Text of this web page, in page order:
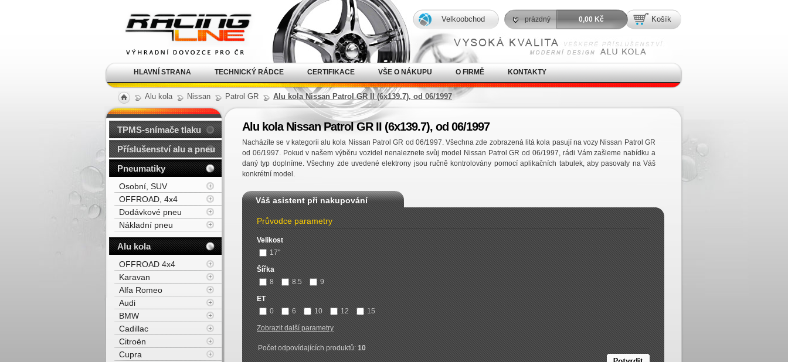
Alu kola Nissan Patrol GR Alu kola Nissan Patrol GR II (6x139.7), od 06/1997
Alu kola Nissan Patrol GR II (6x139.7), od 06/1997
Nacházíte se v kategorii alu kola Nissan Patrol GR od 06/1997. Všechna zde zobrazená litá kola pasují na vozy Nissan Patrol GR
od 06/1997. Pokud v našem výběru vozidel nenaleznete svůj model Nissan Patrol GR od 06/1997, rádi Vám zašleme nabídku a
daný typ doplníme. Všechny zde uvedené elektrony jsou ručně kontrolovány pomocí aplikačních tabulek, aby pasovaly na Váš
konkrétní model.
Váš asistent při nakupování
Průvodce parametry
Velikost
17"
Šířka
8
8.5 9
ET
0
6 10 12 15
Zobrazit další parametry
Počet odpovídajících produktů:10
TPMS-snímače tlaku
Příslušenství alu a pneu
Pneumatiky
Osobní, SUV
OFFROAD, 4x4
Dodávkové pneu
Nákladní pneu
Alu kola
OFFROAD 4x4
Karavan
Alfa Romeo
Audi
BMW
Cadillac
Citroën
Cupra
kola Racing Line
HLAVNÍ STRANA TECHNICKÝ RÁDCE CERTIFIKACE VŠE O NÁKUPU O FIRMĚ KONTAKTY
Košík
prázdný 0,00 Kč
Velkoobchod